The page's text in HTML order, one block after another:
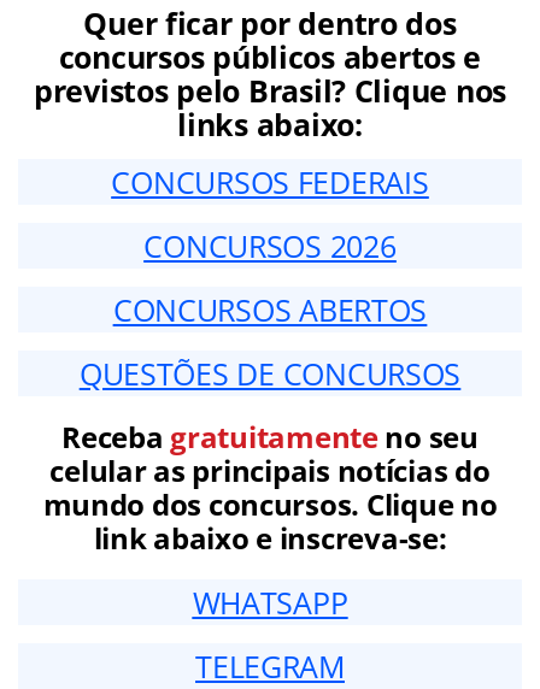
Quer ficar por dentro dos
concursos públicos abertos e
previstos pelo Brasil? Clique nos
links abaixo:
CONCURSOS FEDERAIS
CONCURSOS 2026
CONCURSOS ABERTOS
QUESTÕES DE CONCURSOS
Receba gratuitamenteno seu
celular as principais notícias do
mundo dos concursos. Clique no
link abaixo e inscreva-se:
WHATSAPP
TELEGRAM